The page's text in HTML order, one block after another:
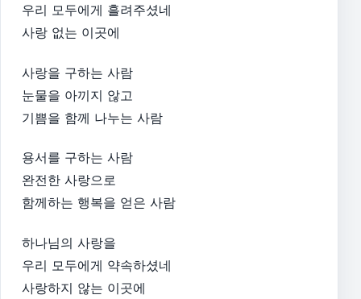
우리 모두에게 흘려주셨네
사랑 없는 이곳에​
사랑을 구하는 사람
눈물을 아끼지 않고
기쁨을 함께 나누는 사람​
용서를 구하는 사람
완전한 사랑으로
함께하는 행복을 얻은 사람​
하나님의 사랑을
우리 모두에게 약속하셨네
사랑하지 않는 이곳에​